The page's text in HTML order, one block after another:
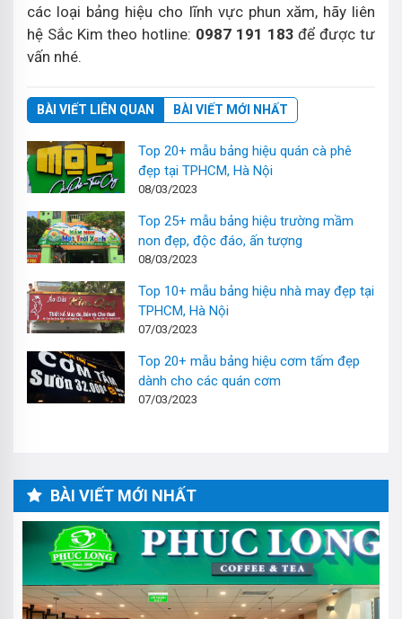
các loại bảng hiệu cho lĩnh vực phun xăm, hãy liên
hệ Sắc Kim theo hotline: 0987 191 183 để được tư
vấn nhé.
BÀI VIẾT LIÊN QUAN BÀI VIẾT MỚI NHẤT
Top 20+ mẫu bảng hiệu quán cà phê
đẹp tại TPHCM, Hà Nội
08/03/2023
Top 25+ mẫu bảng hiệu trường mầm
non đẹp, độc đáo, ấn tượng
08/03/2023
Top 10+ mẫu bảng hiệu nhà may đẹp tại
TPHCM, Hà Nội
07/03/2023
Top 20+ mẫu bảng hiệu cơm tấm đẹp
dành cho các quán cơm
07/03/2023
BÀI VIẾT MỚI NHẤT